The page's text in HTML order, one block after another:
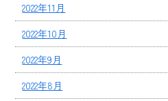
2022年11月
2022年10月
2022年9月
2022年8月